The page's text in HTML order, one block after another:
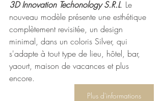
3D Innovation Techonology S.R.L. Le
nouveau modèle présente une esthétique
complètement revisitée, un design
minimal, dans un coloris Silver, qui
s'adapte à tout type de lieu, hôtel, bar,
yaourt, maison de vacances et plus
encore.
Plus d'informations